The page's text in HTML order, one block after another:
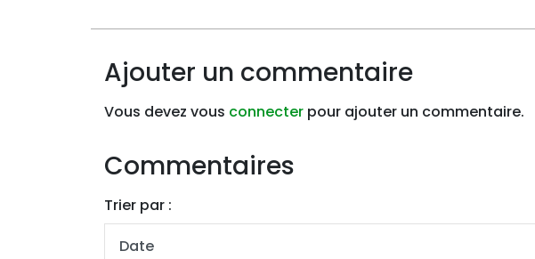
Ajouter un commentaire
Vous devez vous connecter pour ajouter un commentaire.
Commentaires
Trier par :